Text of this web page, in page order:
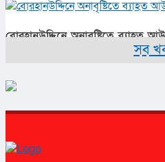
বোরহানউদ্দিনে অনাবৃষ্টিতে ব্যাহত
সব